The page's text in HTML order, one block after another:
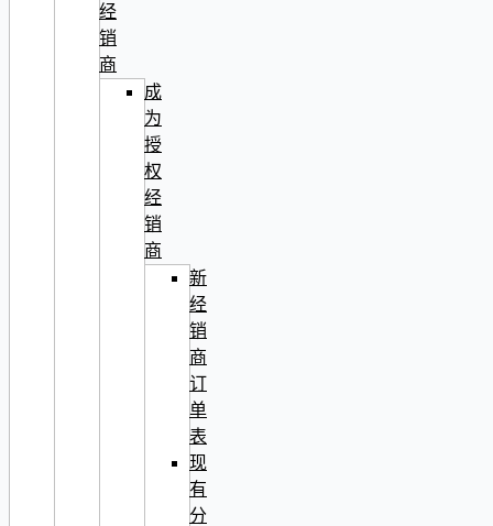
经
销
商
成
为
授
权
经
销
商
新
经
销
商
订
单
表
现
有
分